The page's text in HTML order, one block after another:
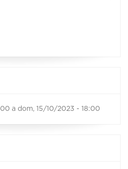
a dom, 15/10/2023 - 18:00